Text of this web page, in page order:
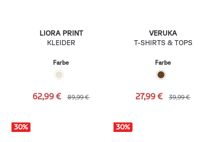
LIORA PRINT
KLEIDER
Farbe
62,99 € 89,99 €
VERUKA
T-SHIRTS & TOPS
Farbe
27,99 € 39,99 €
30% 30%